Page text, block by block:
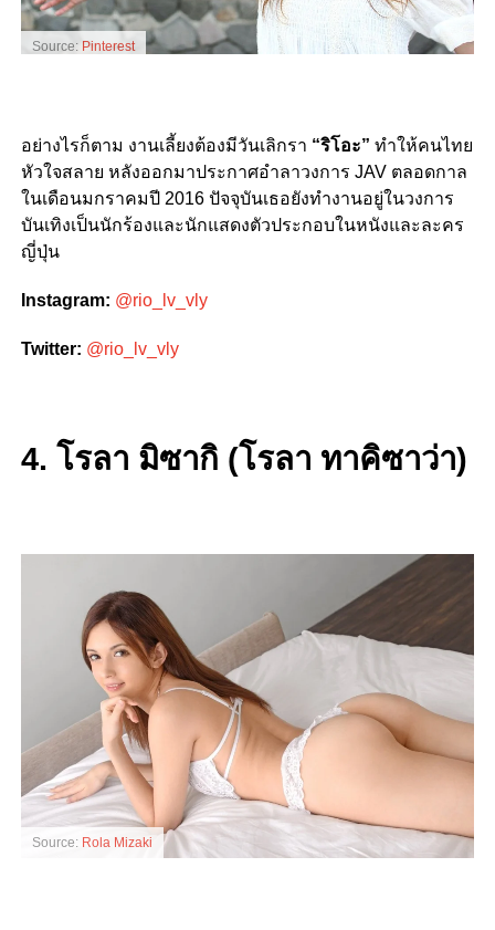
Source: Pinterest
อย่างไรก็ตาม งานเลี้ยงต้องมีวันเลิกรา “ริโอะ” ทำให้คนไทย
หัวใจสลาย หลังออกมาประกาศอำลาวงการ JAV ตลอดกาล
ในเดือนมกราคมปี 2016 ปัจจุบันเธอยังทำงานอยู่ในวงการ
บันเทิงเป็นนักร้องและนักแสดงตัวประกอบในหนังและละคร
ญี่ปุ่น
Instagram: @rio_lv_vly
Twitter: @rio_lv_vly
4. โรลา มิซากิ (โรลา ทาคิซาว่า)
Source: Rola Mizaki